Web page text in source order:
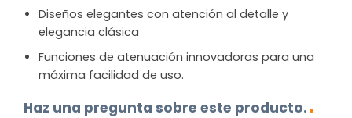
Diseños elegantes con atención al detalle y
elegancia clásica
Funciones de atenuación innovadoras para una
máxima facilidad de uso.
Haz una pregunta sobre este producto.